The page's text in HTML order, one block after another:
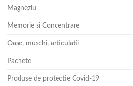
Magneziu
Memorie si Concentrare
Oase, muschi, articulatii
Pachete
Produse de protectie Covid-19